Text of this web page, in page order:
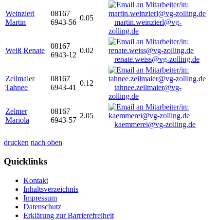
Weinzierl
Martin
08167
6943-56
0.05
martin.weinzierl@vg-
zolling.de
Weiß Renate
08167
6943-12
0.02
renate.weiss@vg-zolling.de
Zeilmaier
Tahnee
08167
6943-41
0.12
tahnee.zeilmaier@vg-
zolling.de
Zelmer
Mariola
08167
6943-57
2.05
kaemmerei@vg-zolling.de
drucken nach oben
Quicklinks
Kontakt
Inhaltsverzeichnis
Impressum
Datenschutz
Erklärung zur Barrierefreiheit